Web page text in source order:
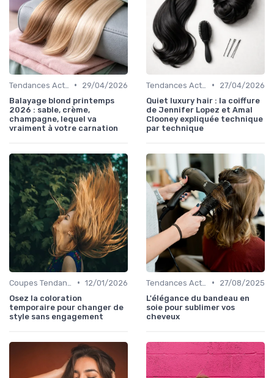
•
29/04/2026
Balayage blond printemps
2026 : sable, crème,
champagne, lequel va
vraiment à votre carnation
•
27/04/2026
Quiet luxury hair : la coiffure
de Jennifer Lopez et Amal
Clooney expliquée technique
par technique
• 12/01/2026
Osez la coloration
temporaire pour changer de
style sans engagement
•
27/08/2025
L'élégance du bandeau en
soie pour sublimer vos
cheveux